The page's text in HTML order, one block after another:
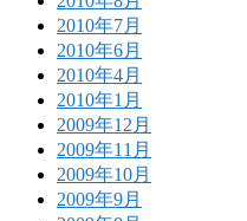
2010年7月
2010年6月
2010年4月
2010年1月
2009年12月
2009年11月
2009年10月
2009年9月